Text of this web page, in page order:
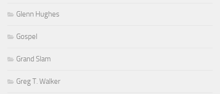
Glenn Hughes
Gospel
Grand Slam
Greg T. Walker